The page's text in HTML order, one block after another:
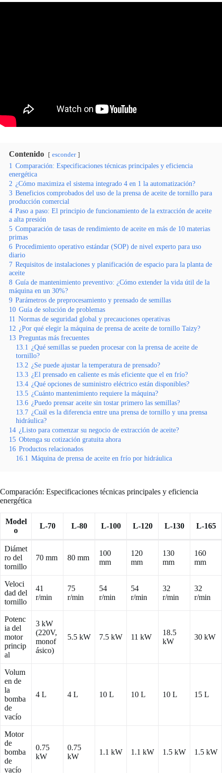
Contenido esconder
1 Comparación: Especificaciones técnicas principales y eficiencia
energética
2 ¿Cómo maximiza el sistema integrado 4 en 1 la automatización?
3 Beneficios comprobados del uso de la prensa de aceite de tornillo para
producción comercial
4 Paso a paso: El principio de funcionamiento de la extracción de aceite
a alta presión
5 Comparación de tasas de rendimiento de aceite en más de 10 materias
primas
6 Procedimiento operativo estándar (SOP) de nivel experto para uso
diario
7 Requisitos de instalaciones y planificación de espacio para la planta de
aceite
8 Guía de mantenimiento preventivo: ¿Cómo extender la vida útil de la
máquina en un 30%?
9 Parámetros de preprocesamiento y prensado de semillas
10 Guía de solución de problemas
11 Normas de seguridad global y precauciones operativas
12 ¿Por qué elegir la máquina de prensa de aceite de tornillo Taizy?
13 Preguntas más frecuentes
13.1 ¿Qué semillas se pueden procesar con la prensa de aceite de
tornillo?
13.2 ¿Se puede ajustar la temperatura de prensado?
13.3 ¿El prensado en caliente es más eficiente que el en frío?
13.4 ¿Qué opciones de suministro eléctrico están disponibles?
13.5 ¿Cuánto mantenimiento requiere la máquina?
13.6 ¿Puedo prensar aceite sin tostar primero las semillas?
13.7 ¿Cuál es la diferencia entre una prensa de tornillo y una prensa
hidráulica?
14 ¿Listo para comenzar su negocio de extracción de aceite?
15 Obtenga su cotización gratuita ahora
16 Productos relacionados
16.1 Máquina de prensa de aceite en frío por hidráulica
Comparación: Especificaciones técnicas principales y eficiencia
energética
Model
o
L-70 L-80 L-100 L-120 L-130 L-165
Diámet
ro del
tornillo
70 mm 80 mm
100
mm
120
mm
130
mm
160
mm
Veloci
dad del
tornillo
41
r/min
75
r/min
54
r/min
54
r/min
32
r/min
32
r/min
Potenc
ia del
motor
princip
al
3 kW
(220V,
monof
ásico)
5.5 kW 7.5 kW 11 kW
18.5
kW
30 kW
Volum
en de
la
bomba
de
vacío
4 L 4 L 10 L 10 L 10 L 15 L
Motor
de
bomba
de
vacío
0.75
kW
0.75
kW
1.1 kW 1.1 kW 1.5 kW 1.5 kW